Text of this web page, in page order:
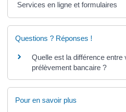
Services en ligne et formulaires
Questions ? Réponses !
Quelle est la différence entre
prélèvement bancaire ?
Pour en savoir plus